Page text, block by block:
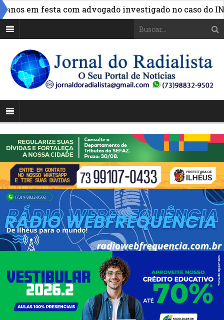
festa com advogado investigado no caso do INSS »